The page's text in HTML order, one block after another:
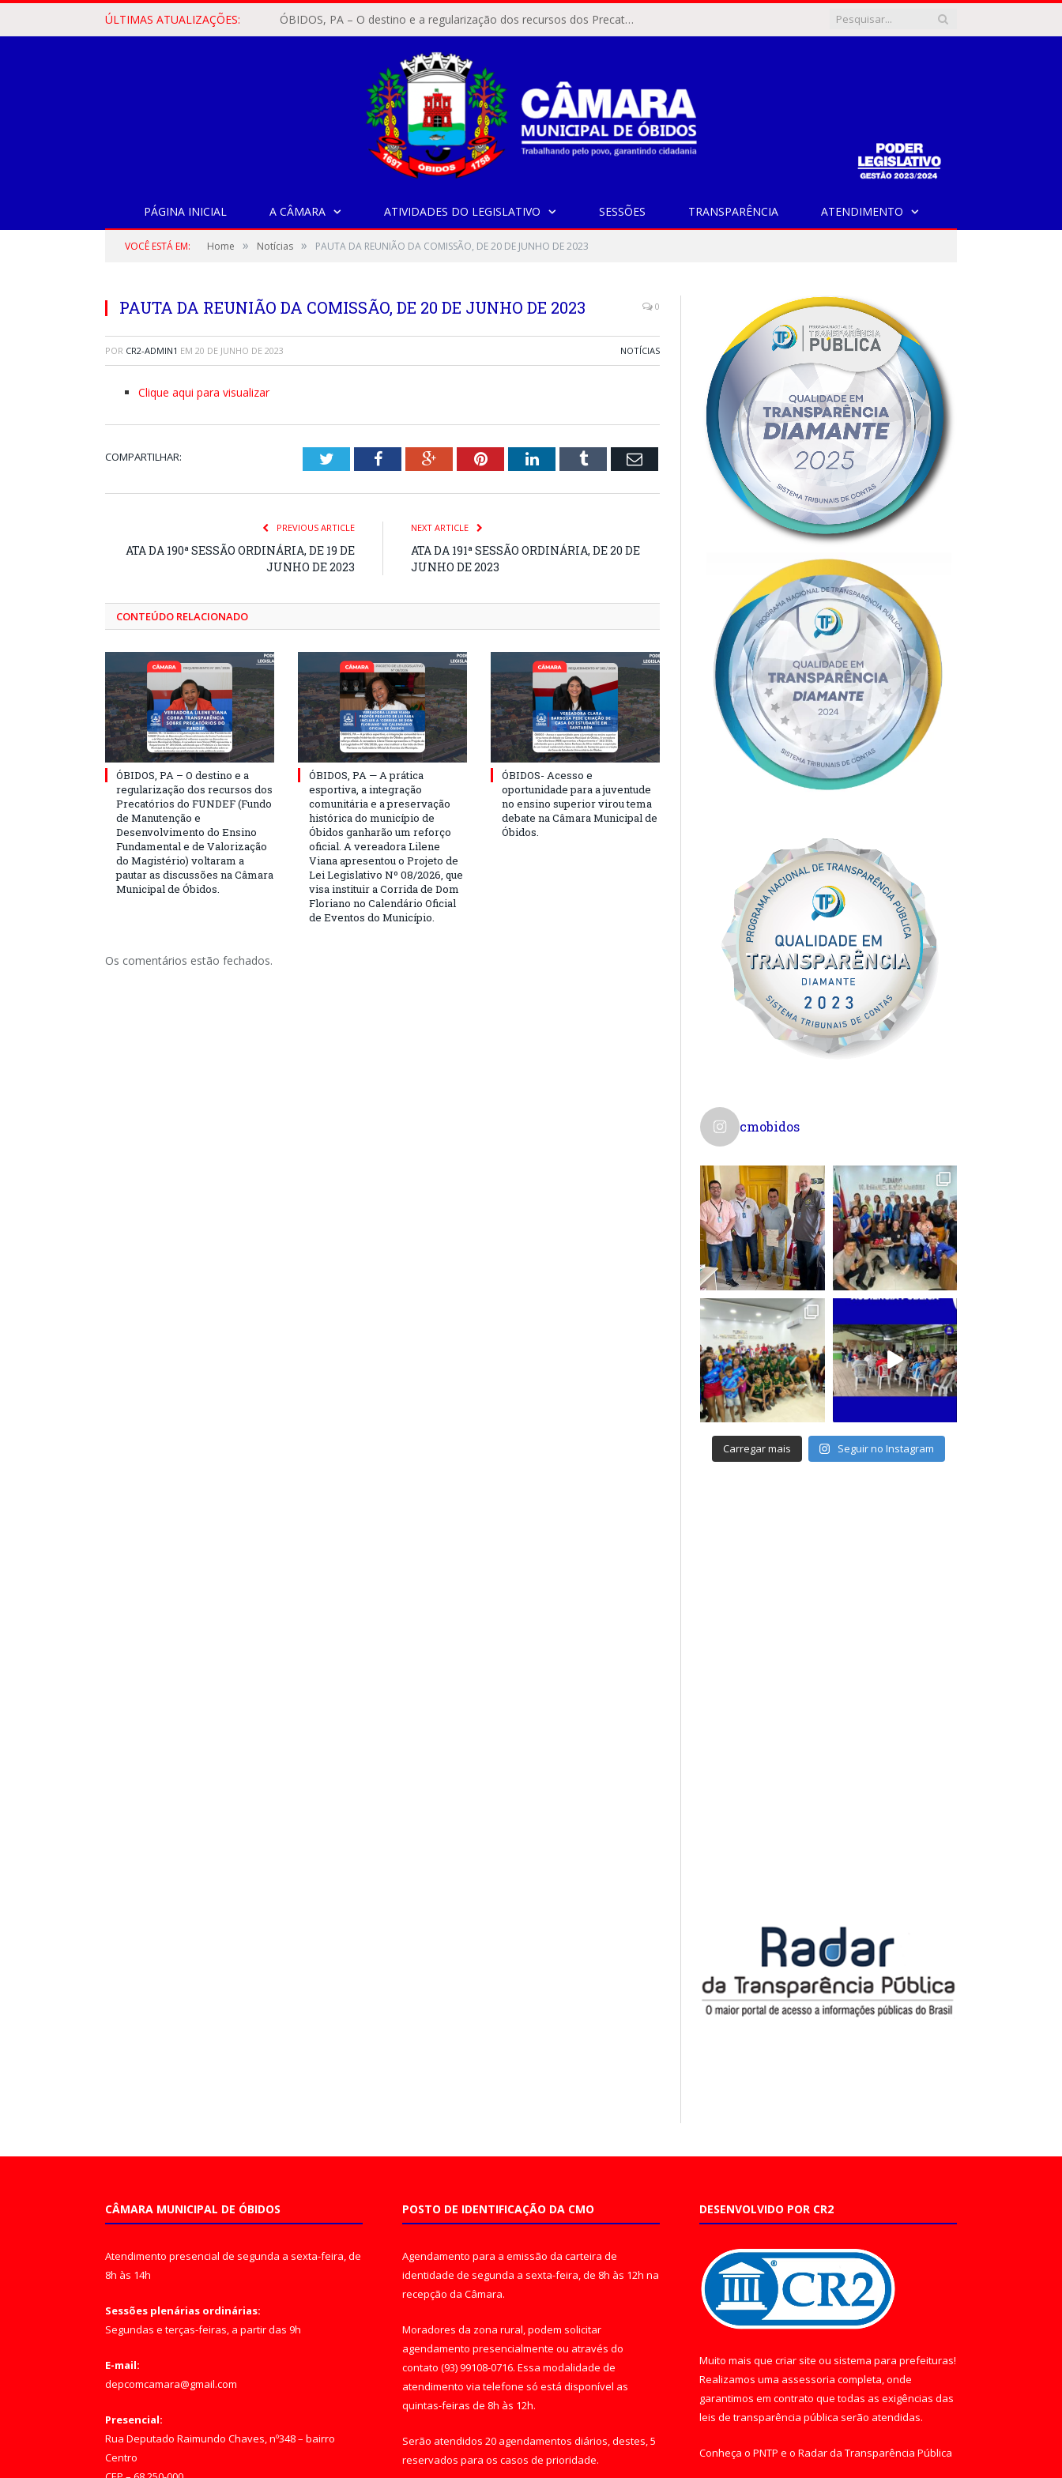
ÚLTIMAS ATUALIZAÇÕES: ÓBIDOS, PA – O destino e a regularização dos recursos dos Precatórios do FUNDEF (Fundo de Manutenção e Desenvolvimento do Ensino Fundamental e de Valorização do Magistério) voltaram a pautar as discussões na Câmara Municipal de Óbidos.
PÁGINA INICIAL A CÂMARA ATIVIDADES DO LEGISLATIVO SESSÕES TRANSPARÊNCIA ATENDIMENTO
VOCÊ ESTÁ EM: Home » Notícias » PAUTA DA REUNIÃO DA COMISSÃO, DE 20 DE JUNHO DE 2023
PAUTA DA REUNIÃO DA COMISSÃO, DE 20 DE JUNHO DE 2023 0
POR CR2-ADMIN1 EM 20 DE JUNHO DE 2023 NOTÍCIAS
Clique aqui para visualizar
COMPARTILHAR: TwitterFacebookGoogle+PinterestLinkedInTumblr Email
PREVIOUS ARTICLE
ATA DA 190ª SESSÃO ORDINÁRIA, DE 19 DE
JUNHO DE 2023
NEXT ARTICLE
ATA DA 191ª SESSÃO ORDINÁRIA, DE 20 DE
JUNHO DE 2023
CONTEÚDO RELACIONADO
ÓBIDOS, PA – O destino e a
regularização dos recursos dos
Precatórios do FUNDEF (Fundo
de Manutenção e
Desenvolvimento do Ensino
Fundamental e de Valorização
do Magistério) voltaram a
pautar as discussões na Câmara
Municipal de Óbidos.
ÓBIDOS, PA — A prática
esportiva, a integração
comunitária e a preservação
histórica do município de
Óbidos ganharão um reforço
oficial. A vereadora Lilene
Viana apresentou o Projeto de
Lei Legislativo Nº 08/2026, que
visa instituir a Corrida de Dom
Floriano no Calendário Oficial
de Eventos do Município.
ÓBIDOS- Acesso e
oportunidade para a juventude
no ensino superior virou tema
debate na Câmara Municipal de
Óbidos.
Os comentários estão fechados.
cmobidos
Carregar mais Seguir no Instagram
CÂMARA MUNICIPAL DE ÓBIDOS
Atendimento presencial de segunda a sexta-feira, de
8h às 14h
Sessões plenárias ordinárias:
Segundas e terças-feiras, a partir das 9h
E-mail:
depcomcamara@gmail.com
Presencial:
Rua Deputado Raimundo Chaves, nº348 – bairro
Centro
POSTO DE IDENTIFICAÇÃO DA CMO
Agendamento para a emissão da carteira de
identidade de segunda a sexta-feira, de 8h às 12h na
recepção da Câmara.
Moradores da zona rural, podem solicitar
agendamento presencialmente ou através do
contato (93) 99108-0716. Essa modalidade de
atendimento via telefone só está disponível as
quintas-feiras de 8h às 12h.
Serão atendidos 20 agendamentos diários, destes, 5
reservados para os casos de prioridade.
DESENVOLVIDO POR CR2
Muito mais que criar site ou sistema para prefeituras!
Realizamos uma assessoria completa, onde
garantimos em contrato que todas as exigências das
leis de transparência pública serão atendidas.
Conheça o PNTP e o Radar da Transparência Pública